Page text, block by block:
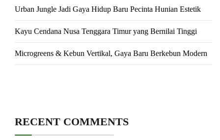
Urban Jungle Jadi Gaya Hidup Baru Pecinta Hunian Estetik
Kayu Cendana Nusa Tenggara Timur yang Bernilai Tinggi
Microgreens & Kebun Vertikal, Gaya Baru Berkebun Modern
RECENT COMMENTS